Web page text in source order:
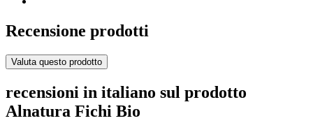
Recensione prodotti
Valuta questo prodotto
recensioni in italiano sul prodotto
Alnatura Fichi Bio